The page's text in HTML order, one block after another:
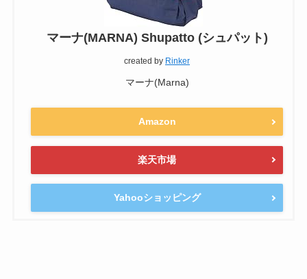
マーナ(MARNA) Shupatto (シュパット)
created by Rinker
マーナ(Marna)
Amazon
楽天市場
Yahooショッピング